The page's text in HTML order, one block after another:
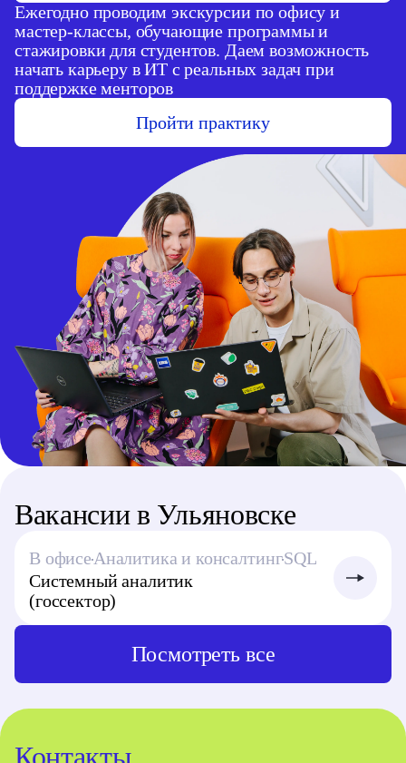
Ежегодно проводим экскурсии по офису и
мастер-классы, обучающие программы и
стажировки для студентов. Даем возможность
начать карьеру в ИТ с реальных задач при
поддержке менторов
Пройти практику
Вакансии в Ульяновске
В офисеАналитика и консалтингSQL
Системный аналитик
(госсектор)
Посмотреть все